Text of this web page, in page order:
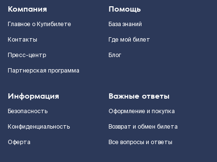
Компания
Главное о Купибилете
Контакты
Пресс-центр
Партнерская программа
Помощь
База знаний
Где мой билет
Блог
Информация
Безопасность
Конфиденциальность
Оферта
Важные ответы
Оформление и покупка
Возврат и обмен билета
Все вопросы и ответы